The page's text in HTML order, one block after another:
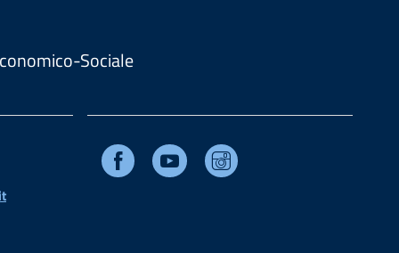
Sociale
Facebook Youtube